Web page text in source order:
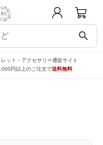
search
ット・アクセサリー通販サイト
円以上のご注文で送料無料